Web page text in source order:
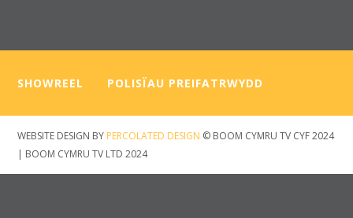
SHOWREEL POLISÏAU PREIFATRWYDD
WEBSITE DESIGN BY PERCOLATED DESIGN © BOOM CYMRU TV CYF 2024
| BOOM CYMRU TV LTD 2024